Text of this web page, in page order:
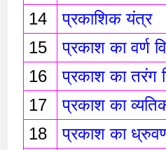
14
प्रकाशिक यंत्र
15
प्रकाश का वर्ण
16
प्रकाश का तरंग
17
प्रकाश का
18
प्रकाश का